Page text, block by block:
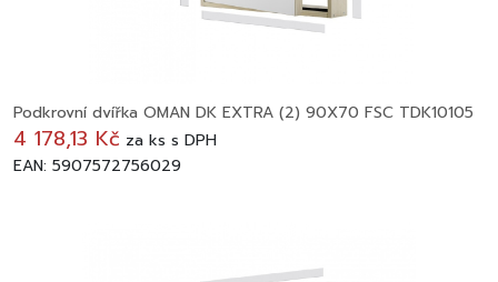
Podkrovní dvířka OMAN DK EXTRA (2) 90X70 FSC TDK10105
4 178,13 Kč za ks s DPH
EAN: 5907572756029